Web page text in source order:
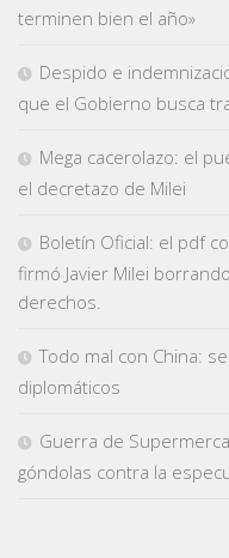
terminen bien el año»
Despido e
que el Gobierno busca
Mega cacerolazo: el
el decretazo de Milei
Boletín Oficial: el pdf
firmó Javier Milei
derechos.
Todo mal con China:
diplomáticos
Guerra de
góndolas contra la